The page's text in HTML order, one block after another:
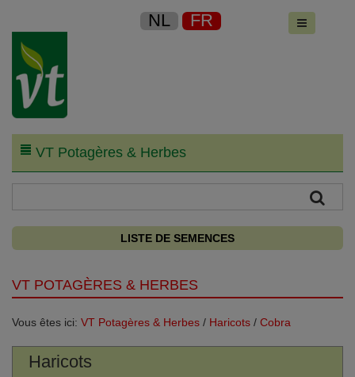
NL FR
VT Potagères & Herbes
LISTE DE SEMENCES
VT POTAGÈRES & HERBES
Vous êtes ici: VT Potagères & Herbes / Haricots / Cobra
Haricots